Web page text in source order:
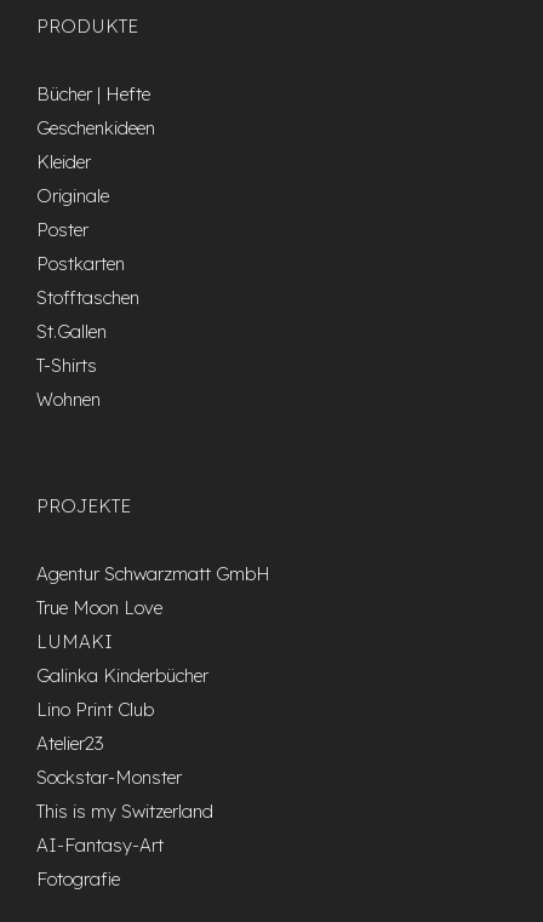
PRODUKTE
Bücher | Hefte
Geschenkideen
Kleider
Originale
Poster
Postkarten
Stofftaschen
St.Gallen
T-Shirts
Wohnen
PROJEKTE
Agentur Schwarzmatt GmbH
True Moon Love
LUMAKI
Galinka Kinderbücher
Lino Print Club
Atelier23
Sockstar-Monster
This is my Switzerland
AI-Fantasy-Art
Fotografie